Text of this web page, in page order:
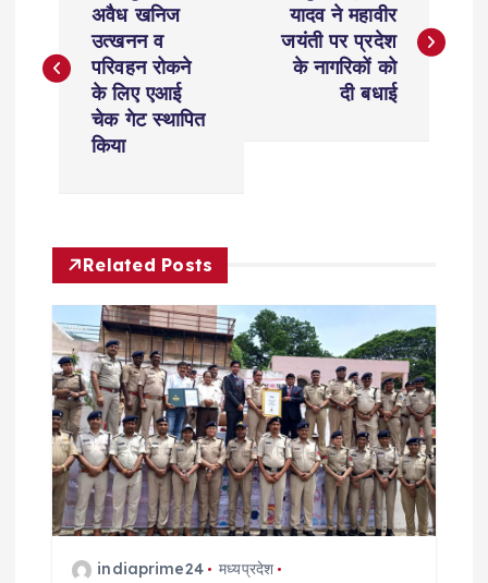
s
a
v
g
a
t
अवैध खनिज
उत्खनन व
परिवहन रोकने
के लिए एआई
चेक गेट स्थापित
किया
यादव ने महावीर
जयंती पर प्रदेश
के नागरिकों को
दी बधाई
Related Posts
indiaprime24
मध्यप्रदेश